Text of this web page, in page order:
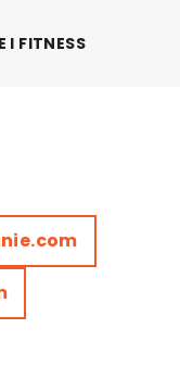
I FITNESS